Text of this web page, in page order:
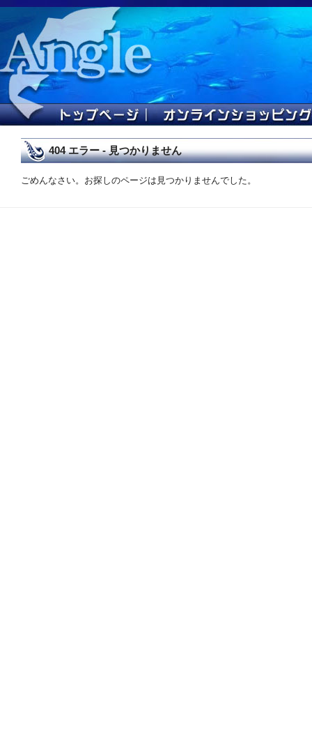
404 エラー - 見つかりません
ごめんなさい。お探しのページは見つかりませんでした。